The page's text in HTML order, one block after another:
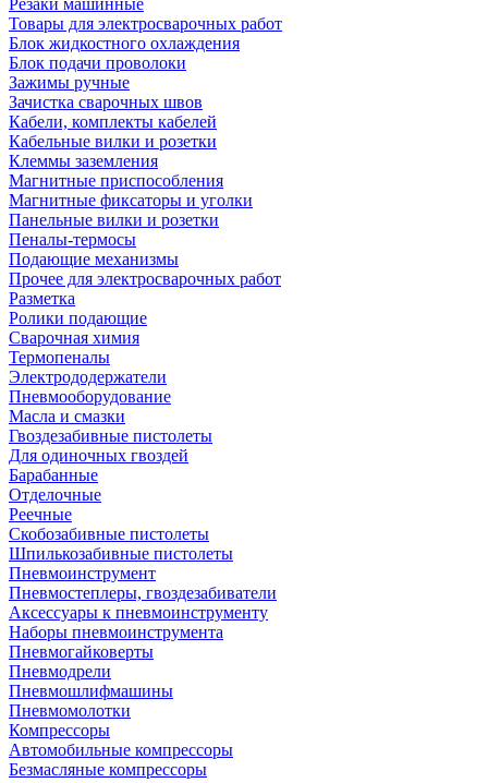
Резаки машинные
Товары для электросварочных работ
Блок жидкостного охлаждения
Блок подачи проволоки
Зажимы ручные
Зачистка сварочных швов
Кабели, комплекты кабелей
Кабельные вилки и розетки
Клеммы заземления
Магнитные приспособления
Магнитные фиксаторы и уголки
Панельные вилки и розетки
Пеналы-термосы
Подающие механизмы
Прочее для электросварочных работ
Разметка
Ролики подающие
Сварочная химия
Термопеналы
Электрододержатели
Пневмооборудование
Масла и смазки
Гвоздезабивные пистолеты
Для одиночных гвоздей
Барабанные
Отделочные
Реечные
Скобозабивные пистолеты
Шпилькозабивные пистолеты
Пневмоинструмент
Пневмостеплеры, гвоздезабиватели
Аксессуары к пневмоинструменту
Наборы пневмоинструмента
Пневмогайковерты
Пневмодрели
Пневмошлифмашины
Пневмомолотки
Компрессоры
Автомобильные компрессоры
Безмасляные компрессоры